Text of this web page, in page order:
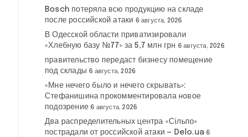
Bosch потеряла всю продукцию на складе
после российской атаки 6 августа, 2026
В Одесской области приватизировали
«Хлебную базу №77» за 5,7 млн грн 6 августа, 2026
правительство передаст бизнесу помещение
под склады 6 августа, 2026
«Мне нечего было и нечего скрывать»:
Стефанишина прокомментировала новое
подозрение 6 августа, 2026
Два распределительных центра «Сільпо»
пострадали от российской атаки — Delo.ua 6